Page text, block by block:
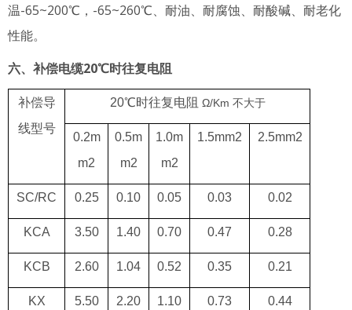
温-65~200℃，-65~260℃、耐油、耐腐蚀、耐酸碱、耐老化
性能。
六、补偿电缆20℃时往复电阻
补偿导
线型号
20℃时往复电阻 Ω/Km 不大于
0.2m
m2
0.5m
m2
1.0m
m2
1.5mm2 2.5mm2
SC/RC 0.25 0.10 0.05 0.03 0.02
KCA 3.50 1.40 0.70 0.47 0.28
KCB 2.60 1.04 0.52 0.35 0.21
KX 5.50 2.20 1.10 0.73 0.44